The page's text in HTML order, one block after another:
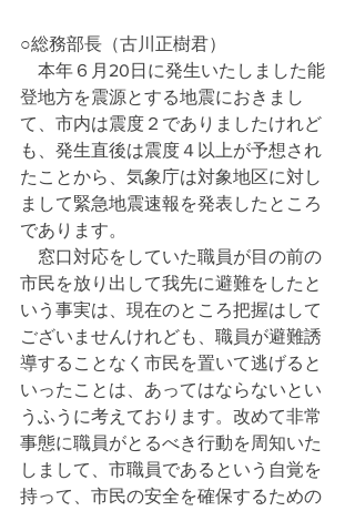
○総務部長（古川正樹君）
本年６月20日に発生いたしました能
登地方を震源とする地震におきまし
て、市内は震度２でありましたけれど
も、発生直後は震度４以上が予想され
たことから、気象庁は対象地区に対し
まして緊急地震速報を発表したところ
であります。
窓口対応をしていた職員が目の前の
市民を放り出して我先に避難をしたと
いう事実は、現在のところ把握はして
ございませんけれども、職員が避難誘
導することなく市民を置いて逃げると
いったことは、あってはならないとい
うふうに考えております。改めて非常
事態に職員がとるべき行動を周知いた
しまして、市職員であるという自覚を
持って、市民の安全を確保するための